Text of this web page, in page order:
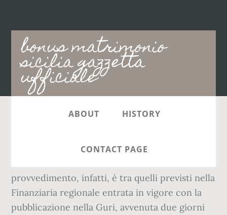
bonus matrimonio
sicilia gazzetta
ufficiale
Main
navigation
ABOUT HISTORY
CONTACT PAGE
impegnati nellâemergenza Coronavirus andrà
provvedimento, infatti, è tra quelli previsti nella
Finanziaria regionale entrata in vigore con la
pubblicazione nella Guri, avvenuta due giorni